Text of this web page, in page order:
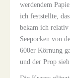
werdendem
ich feststellte,
bekam ich relativ
Seepocken von
600er Körnung
und der Prop